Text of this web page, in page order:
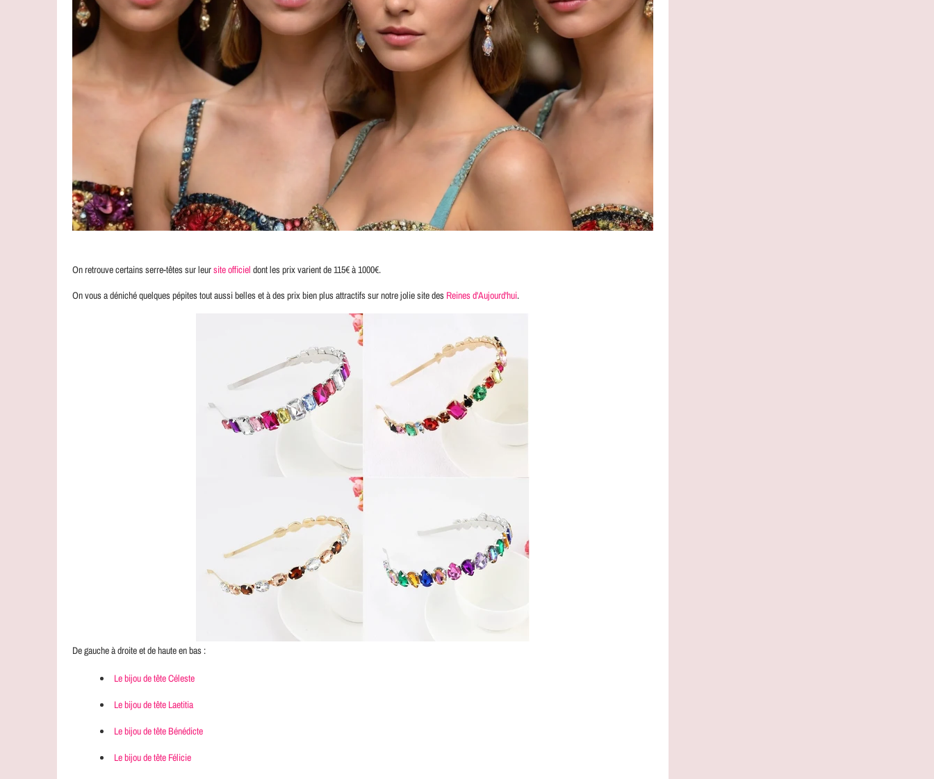
On retrouve certains serre-têtes sur leursite officiel dont les prix varient de 115€ à 1000€.
On vous a déniché quelques pépites tout aussi belles et à des prix bien plus attractifs sur notre jolie site des Reines d'Aujourd'hui.
De gauche à droite et de haute en bas :
Le bijou de tête Céleste
Le bijou de tête Laetitia
Le bijou de tête Bénédicte
Le bijou de tête Félicie